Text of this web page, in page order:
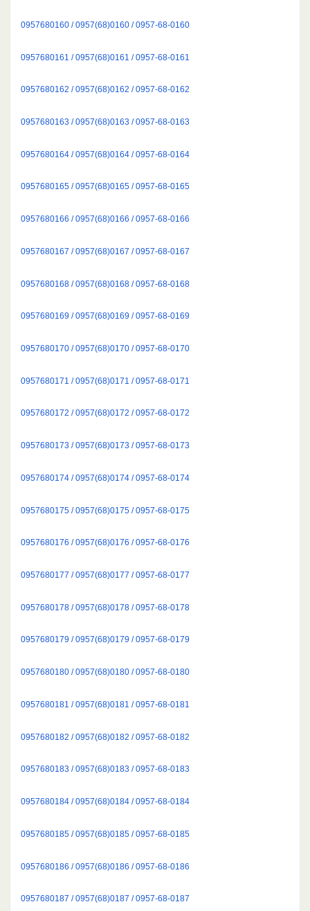
0957680160 / 0957(68)0160 / 0957-68-0160
0957680161 / 0957(68)0161 / 0957-68-0161
0957680162 / 0957(68)0162 / 0957-68-0162
0957680163 / 0957(68)0163 / 0957-68-0163
0957680164 / 0957(68)0164 / 0957-68-0164
0957680165 / 0957(68)0165 / 0957-68-0165
0957680166 / 0957(68)0166 / 0957-68-0166
0957680167 / 0957(68)0167 / 0957-68-0167
0957680168 / 0957(68)0168 / 0957-68-0168
0957680169 / 0957(68)0169 / 0957-68-0169
0957680170 / 0957(68)0170 / 0957-68-0170
0957680171 / 0957(68)0171 / 0957-68-0171
0957680172 / 0957(68)0172 / 0957-68-0172
0957680173 / 0957(68)0173 / 0957-68-0173
0957680174 / 0957(68)0174 / 0957-68-0174
0957680175 / 0957(68)0175 / 0957-68-0175
0957680176 / 0957(68)0176 / 0957-68-0176
0957680177 / 0957(68)0177 / 0957-68-0177
0957680178 / 0957(68)0178 / 0957-68-0178
0957680179 / 0957(68)0179 / 0957-68-0179
0957680180 / 0957(68)0180 / 0957-68-0180
0957680181 / 0957(68)0181 / 0957-68-0181
0957680182 / 0957(68)0182 / 0957-68-0182
0957680183 / 0957(68)0183 / 0957-68-0183
0957680184 / 0957(68)0184 / 0957-68-0184
0957680185 / 0957(68)0185 / 0957-68-0185
0957680186 / 0957(68)0186 / 0957-68-0186
0957680187 / 0957(68)0187 / 0957-68-0187